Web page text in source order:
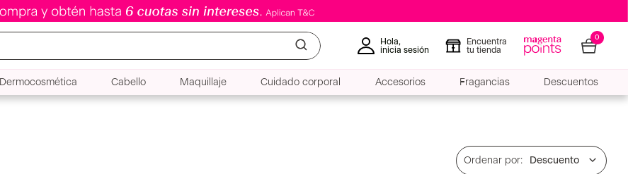
Hola,
inicia sesión
Encuentra
tu tienda
0
Dermocosmética Cabello Maquillaje Cuidado corporal Accesorios Fragancias Descuentos
Descuento